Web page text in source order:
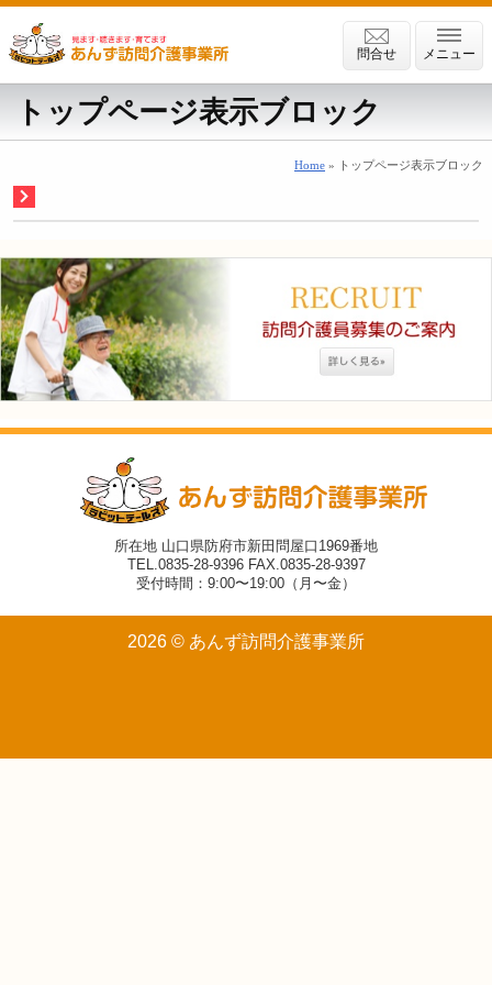
メニュー
問合せ
トップページ表示ブロック
Home » トップページ表示ブロック
所在地 山口県防府市新田問屋口1969番地
TEL.0835-28-9396 FAX.0835-28-9397
受付時間：9:00〜19:00（月〜金）
2026 © あんず訪問介護事業所